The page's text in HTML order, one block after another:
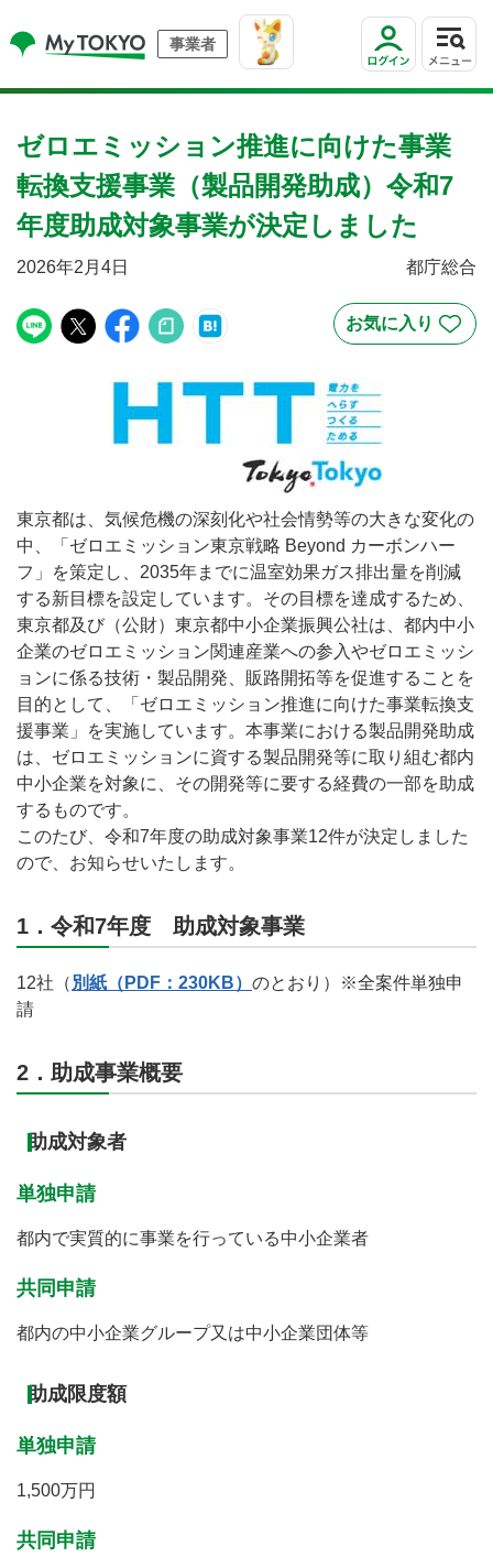
事業者
ゼロエミッション推進に向けた事業
転換支援事業（製品開発助成）令和7
年度助成対象事業が決定しました
2026年2月4日 都庁総合
東京都は、気候危機の深刻化や社会情勢等の大きな変化の
中、「ゼロエミッション東京戦略 Beyond カーボンハー
フ」を策定し、2035年までに温室効果ガス排出量を削減
する新目標を設定しています。その目標を達成するため、
東京都及び（公財）東京都中小企業振興公社は、都内中小
企業のゼロエミッション関連産業への参入やゼロエミッシ
ョンに係る技術・製品開発、販路開拓等を促進することを
目的として、「ゼロエミッション推進に向けた事業転換支
援事業」を実施しています。本事業における製品開発助成
は、ゼロエミッションに資する製品開発等に取り組む都内
中小企業を対象に、その開発等に要する経費の一部を助成
するものです。
このたび、令和7年度の助成対象事業12件が決定しました
ので、お知らせいたします。
1．令和7年度 助成対象事業
12社（ 別紙（PDF：230KB） のとおり）※全案件単独申
請
2．助成事業概要
助成対象者
単独申請
都内で実質的に事業を行っている中小企業者
共同申請
都内の中小企業グループ又は中小企業団体等
助成限度額
単独申請
1,500万円
共同申請